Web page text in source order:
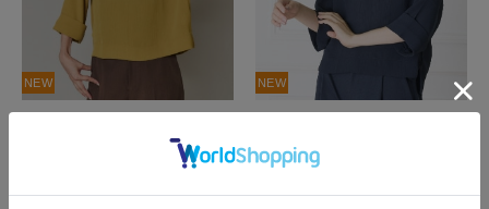
NEW
楊柳ロールアップ袖ブラウス|表情豊かな素
材感と上品なゆるシルエットの主役級トッ
NEW
材感と上品なゆるシルエットの主役級トッ
プス